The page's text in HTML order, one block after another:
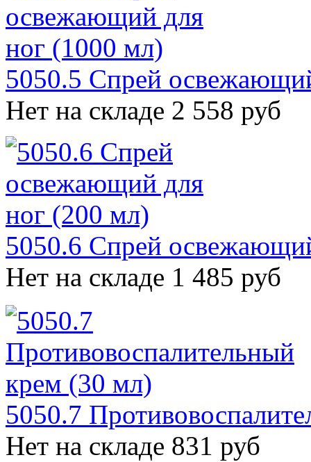
5050.5 Спрей
Нет на складе 2 558 руб
5050.6 Спрей
Нет на складе 1 485 руб
5050.7
Нет на складе 831 руб